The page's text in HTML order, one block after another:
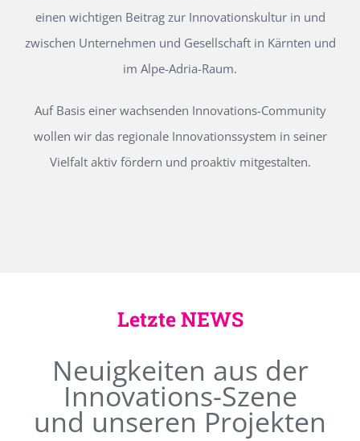
einen wichtigen Beitrag zur Innovationskultur in und
zwischen Unternehmen und Gesellschaft in Kärnten und
im Alpe-Adria-Raum.
Auf Basis einer wachsenden Innovations-Community
wollen wir das regionale Innovationssystem in seiner
Vielfalt aktiv fördern und proaktiv mitgestalten.
Letzte NEWS
Neuigkeiten aus der
Innovations-Szene
und unseren Projekten